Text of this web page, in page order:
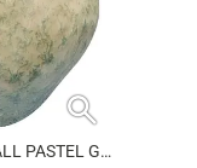
search
ВАЗА IRENE POT TALL PASTEL GREEN